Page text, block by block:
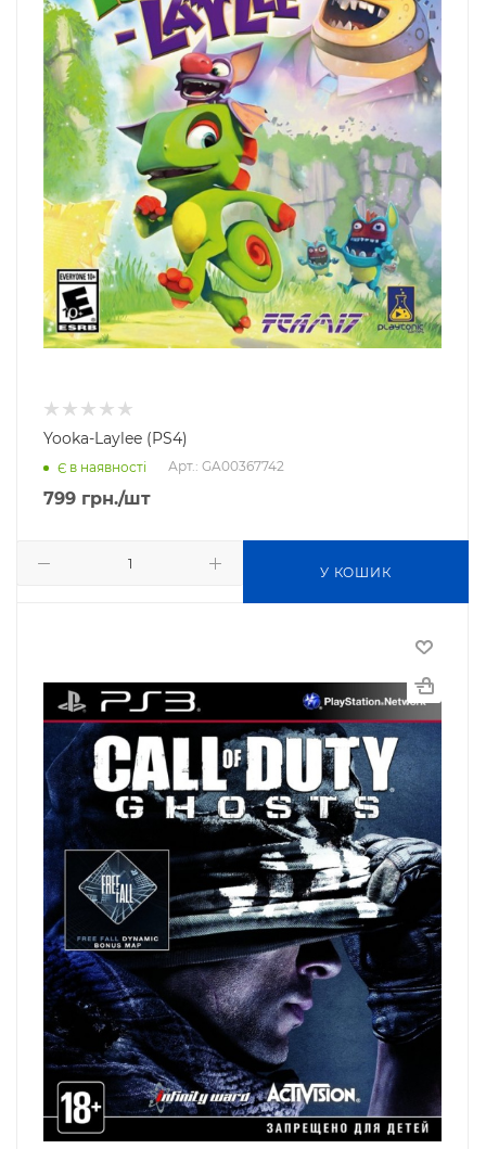
Yooka-Laylee (PS4)
Є в наявності Арт.: GA00367742
799 грн./шт
У КОШИК